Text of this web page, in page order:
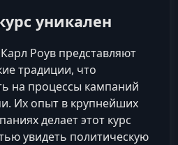
уникален
Роув представляют
традиции, что
на процессы кампаний
Их опыт в крупнейших
делает этот курс
увидеть политическую